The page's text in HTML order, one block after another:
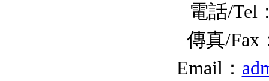
電話/Tel
傳真/Fax
Email：